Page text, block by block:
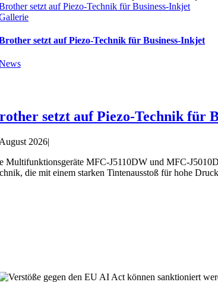
setzt auf Piezo-Technik für Business-Inkjet
setzt auf Piezo-Technik für Business-Inkjet
setzt auf Piezo-Technik für
2026|
Multifunktionsgeräte MFC-J5110DW und MFC-
die mit einem starken Tintenausstoß für hohe